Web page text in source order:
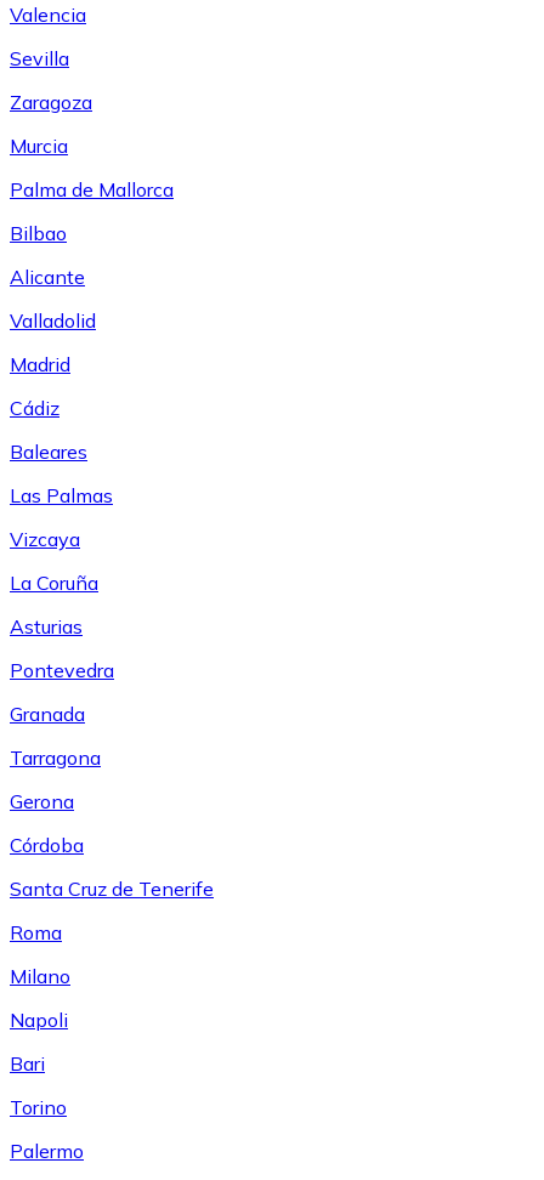
Valencia
Sevilla
Zaragoza
Murcia
Palma de Mallorca
Bilbao
Alicante
Valladolid
Madrid
Cádiz
Baleares
Las Palmas
Vizcaya
La Coruña
Asturias
Pontevedra
Granada
Tarragona
Gerona
Córdoba
Santa Cruz de Tenerife
Roma
Milano
Napoli
Bari
Torino
Palermo